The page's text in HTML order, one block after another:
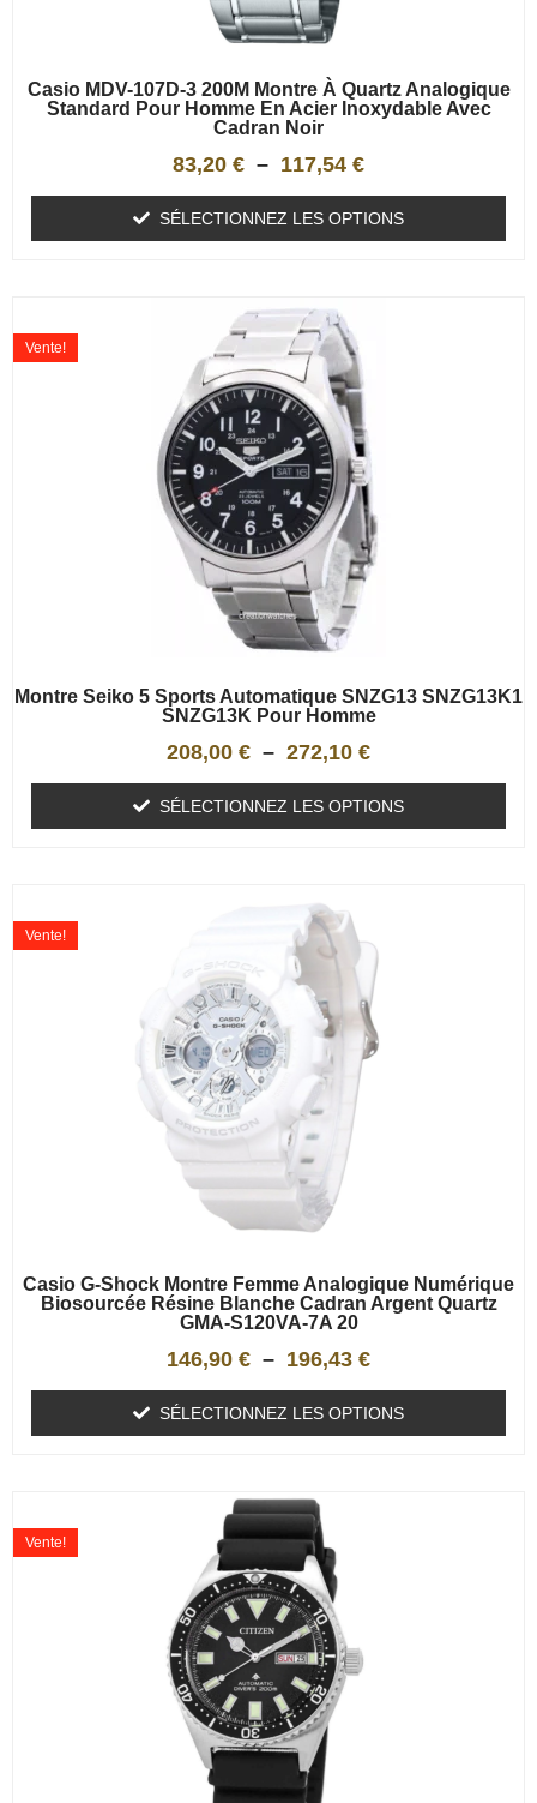
Casio MDV-107D-3 200M Montre À Quartz Analogique
Standard Pour Homme En Acier Inoxydable Avec
Cadran Noir
83,20 € – 117,54 €
SÉLECTIONNEZ LES OPTIONS
Montre Seiko 5 Sports Automatique SNZG13 SNZG13K1
SNZG13K Pour Homme
Vente!
208,00 € – 272,10 €
SÉLECTIONNEZ LES OPTIONS
Casio G-Shock Montre Femme Analogique Numérique
Biosourcée Résine Blanche Cadran Argent Quartz
GMA-S120VA-7A 20
Vente!
146,90 € – 196,43 €
SÉLECTIONNEZ LES OPTIONS
Vente!